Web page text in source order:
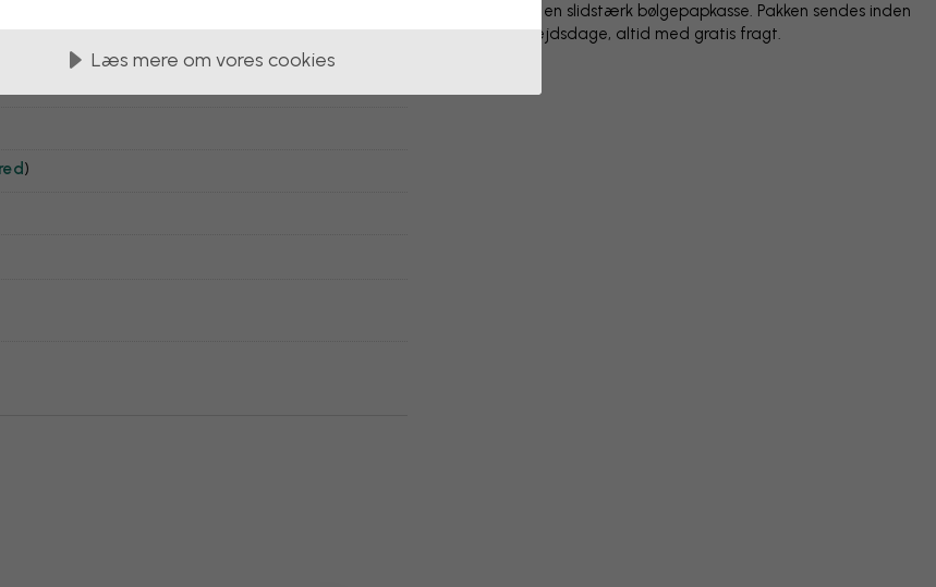
)
beskyttet i en slidstærk bølgepapkasse. Pakken sendes inden
for 1-3 arbejdsdage, altid med gratis fragt.
Læs mere om vores cookies